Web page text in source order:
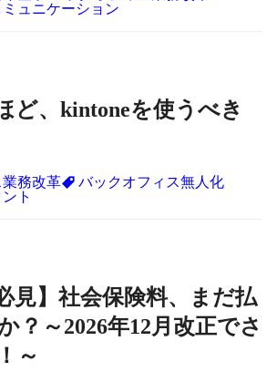
ュニケーション
ど、kintoneを使うべき
務改革
バックオフィス無人化
ト
見】社会保険料、まだ払
？～2026年12月改正でさ
～